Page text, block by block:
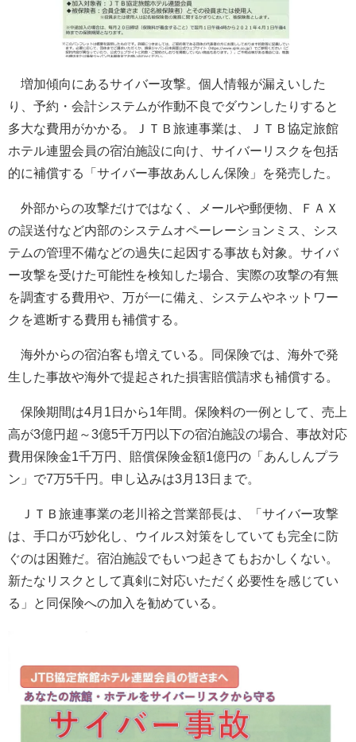
増加傾向にあるサイバー攻撃。個人情報が漏えいした
り、予約・会計システムが作動不良でダウンしたりすると
多大な費用がかかる。ＪＴＢ旅連事業は、ＪＴＢ協定旅館
ホテル連盟会員の宿泊施設に向け、サイバーリスクを包括
的に補償する「サイバー事故あんしん保険」を発売した。
外部からの攻撃だけではなく、メールや郵便物、ＦＡＸ
の誤送付など内部のシステムオペーレーションミス、シス
テムの管理不備などの過失に起因する事故も対象。サイバ
ー攻撃を受けた可能性を検知した場合、実際の攻撃の有無
を調査する費用や、万が一に備え、システムやネットワー
クを遮断する費用も補償する。
海外からの宿泊客も増えている。同保険では、海外で発
生した事故や海外で提起された損害賠償請求も補償する。
保険期間は4月1日から1年間。保険料の一例として、売上
高が3億円超～3億5千万円以下の宿泊施設の場合、事故対応
費用保険金1千万円、賠償保険金額1億円の「あんしんプラ
ン」で7万5千円。申し込みは3月13日まで。
ＪＴＢ旅連事業の老川裕之営業部長は、「サイバー攻撃
は、手口が巧妙化し、ウイルス対策をしていても完全に防
ぐのは困難だ。宿泊施設でもいつ起きてもおかしくない。
新たなリスクとして真剣に対応いただく必要性を感じてい
る」と同保険への加入を勧めている。